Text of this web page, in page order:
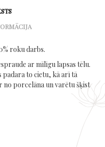
roku darbs.
ar mīlīgu lapsas tēlu.
padara to cietu, kā arī tā
no porcelāna un varētu šķist